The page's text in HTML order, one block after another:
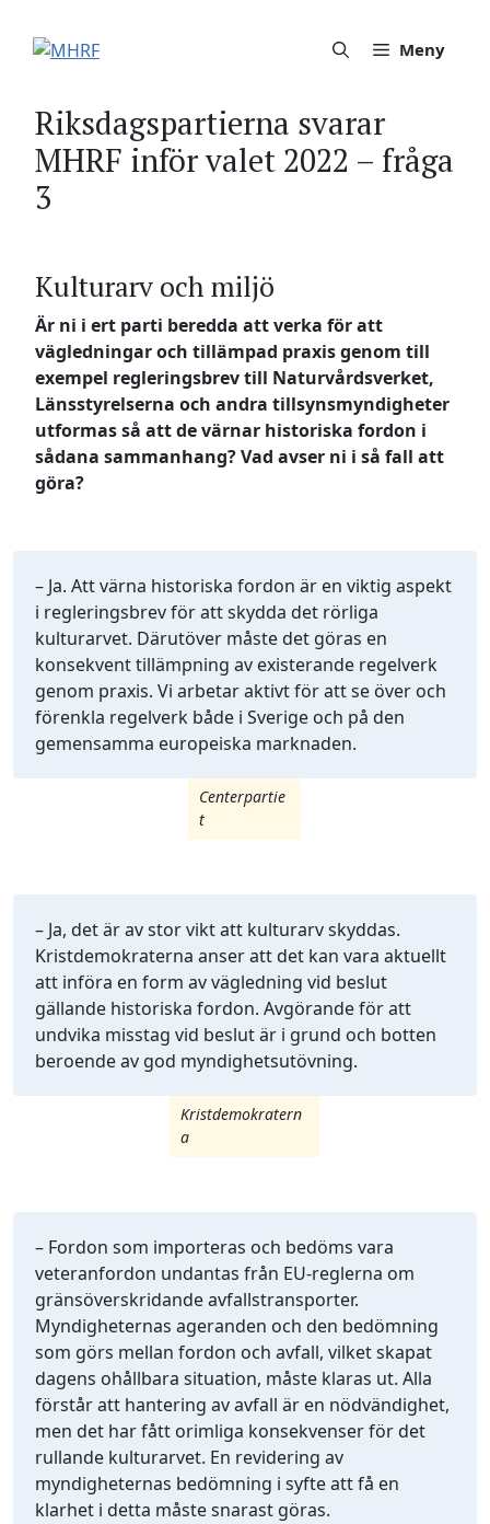
innehåll
Meny
Riksdagspartierna svarar
MHRF inför valet 2022 – fråga
3
Kulturarv och miljö
Är ni i ert parti beredda att verka för att
vägledningar och tillämpad praxis genom till
exempel regleringsbrev till Naturvårdsverket,
Länsstyrelserna och andra tillsynsmyndigheter
utformas så att de värnar historiska fordon i
sådana sammanhang? Vad avser ni i så fall att
göra?
Centerpartie
t
– Ja. Att värna historiska fordon är en viktig aspekt
i regleringsbrev för att skydda det rörliga
kulturarvet. Därutöver måste det göras en
konsekvent tillämpning av existerande regelverk
genom praxis. Vi arbetar aktivt för att se över och
förenkla regelverk både i Sverige och på den
gemensamma europeiska marknaden.
Kristdemokratern
a
– Ja, det är av stor vikt att kulturarv skyddas.
Kristdemokraterna anser att det kan vara aktuellt
att införa en form av vägledning vid beslut
gällande historiska fordon. Avgörande för att
undvika misstag vid beslut är i grund och botten
beroende av god myndighetsutövning.
– Fordon som importeras och bedöms vara
veteranfordon undantas från EU-reglerna om
gränsöverskridande avfallstransporter.
Myndigheternas ageranden och den bedömning
som görs mellan fordon och avfall, vilket skapat
dagens ohållbara situation, måste klaras ut. Alla
förstår att hantering av avfall är en nödvändighet,
men det har fått orimliga konsekvenser för det
rullande kulturarvet. En revidering av
myndigheternas bedömning i syfte att få en
klarhet i detta måste snarast göras.